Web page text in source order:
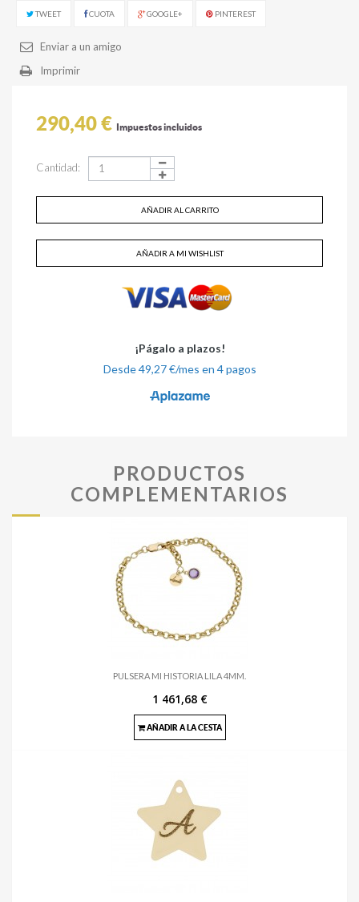
TWEET CUOTA GOOGLE+ PINTEREST
Enviar a un amigo
Imprimir
290,40 € Impuestos incluidos
Cantidad:
AÑADIR AL CARRITO
AÑADIR A MI WISHLIST
PRODUCTOS
COMPLEMENTARIOS
PULSERA MI HISTORIA LILA 4MM.
1 461,68 €
AÑADIR A LA CESTA